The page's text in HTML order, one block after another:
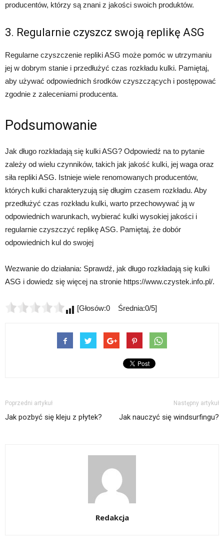
producentów, którzy są znani z jakości swoich produktów.
3. Regularnie czyszcz swoją replikę ASG
Regularne czyszczenie repliki ASG może pomóc w utrzymaniu
jej w dobrym stanie i przedłużyć czas rozkładu kulki. Pamiętaj,
aby używać odpowiednich środków czyszczących i postępować
zgodnie z zaleceniami producenta.
Podsumowanie
Jak długo rozkładają się kulki ASG? Odpowiedź na to pytanie
zależy od wielu czynników, takich jak jakość kulki, jej waga oraz
siła repliki ASG. Istnieje wiele renomowanych producentów,
których kulki charakteryzują się długim czasem rozkładu. Aby
przedłużyć czas rozkładu kulki, warto przechowywać ją w
odpowiednich warunkach, wybierać kulki wysokiej jakości i
regularnie czyszczyć replikę ASG. Pamiętaj, że dobór
odpowiednich kul do swojej
Wezwanie do działania: Sprawdź, jak długo rozkładają się kulki
ASG i dowiedz się więcej na stronie https://www.czystek.info.pl/.
[Głosów:0 Średnia:0/5]
Poprzedni artykuł
Jak pozbyć się kleju z płytek?
Następny artykuł
Jak nauczyć się windsurfingu?
Redakcja